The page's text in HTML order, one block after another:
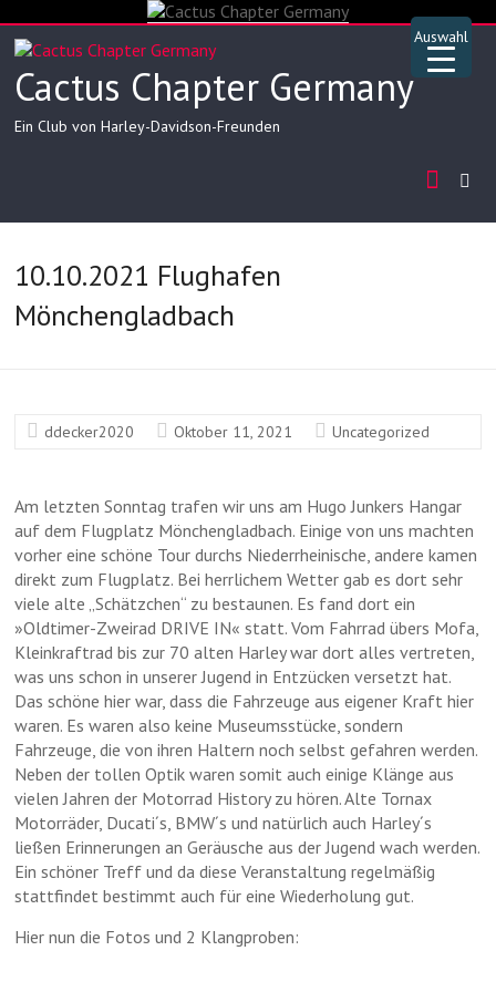
Auswahl
▲
▲
to
content
Cactus Chapter Germany
Ein Club von Harley-Davidson-Freunden
10.10.2021 Flughafen
Mönchengladbach
ddecker2020 Oktober 11, 2021 Uncategorized
Am letzten Sonntag trafen wir uns am Hugo Junkers Hangar
auf dem Flugplatz Mönchengladbach. Einige von uns machten
vorher eine schöne Tour durchs Niederrheinische, andere kamen
direkt zum Flugplatz. Bei herrlichem Wetter gab es dort sehr
viele alte „Schätzchen“ zu bestaunen. Es fand dort ein
»Oldtimer-Zweirad DRIVE IN« statt. Vom Fahrrad übers Mofa,
Kleinkraftrad bis zur 70 alten Harley war dort alles vertreten,
was uns schon in unserer Jugend in Entzücken versetzt hat.
Das schöne hier war, dass die Fahrzeuge aus eigener Kraft hier
waren. Es waren also keine Museumsstücke, sondern
Fahrzeuge, die von ihren Haltern noch selbst gefahren werden.
Neben der tollen Optik waren somit auch einige Klänge aus
vielen Jahren der Motorrad History zu hören. Alte Tornax
Motorräder, Ducati´s, BMW´s und natürlich auch Harley´s
ließen Erinnerungen an Geräusche aus der Jugend wach werden.
Ein schöner Treff und da diese Veranstaltung regelmäßig
stattfindet bestimmt auch für eine Wiederholung gut.
Hier nun die Fotos und 2 Klangproben: